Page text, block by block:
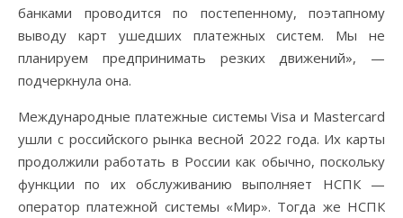
банками проводится по постепенному, поэтапному
выводу карт ушедших платежных систем. Мы не
планируем предпринимать резких движений», —
подчеркнула она.
Международные платежные системы Visa и Mastercard
ушли с российского рынка весной 2022 года. Их карты
продолжили работать в России как обычно, поскольку
функции по их обслуживанию выполняет НСПК —
оператор платежной системы «Мир». Тогда же НСПК